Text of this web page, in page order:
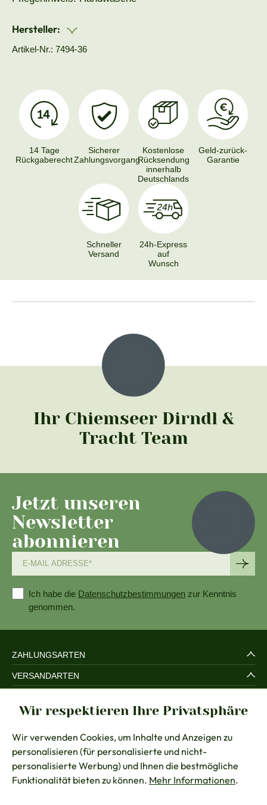
Hersteller:
Artikel-Nr.: 7494-36
14 Tage
Rückgaberecht
Sicherer
Zahlungsvorgang
Kostenlose
Rücksendung
innerhalb
Deutschlands
Geld-zurück-
Garantie
Schneller
Versand
24h-Express
auf
Wunsch
Ihr Chiemseer Dirndl &
Tracht Team
Jetzt unseren
Newsletter
abonnieren
Ich habe die Datenschutzbestimmungen zur Kenntnis
genommen.
ZAHLUNGSARTEN
VERSANDARTEN
RECHTLICHES
BERATUNG
KONTAKT
Wir respektieren Ihre Privatsphäre
Wir verwenden Cookies, um Inhalte und Anzeigen zu
personalisieren (für personalisierte und nicht-
personalisierte Werbung) und Ihnen die bestmögliche
Funktionalität bieten zu können. Mehr Informationen.